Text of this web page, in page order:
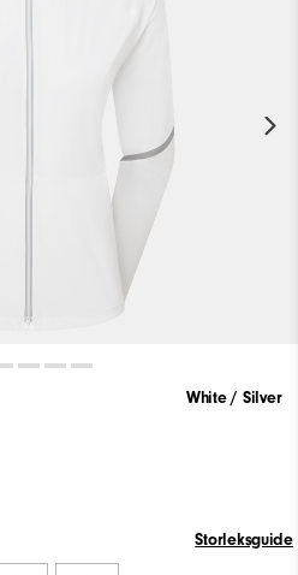
White / Silver
Storleksguide